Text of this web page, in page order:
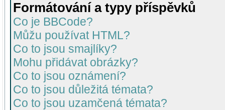
Formátování a typy příspěvků
Co je BBCode?
Můžu používat HTML?
Co to jsou smajlíky?
Mohu přidávat obrázky?
Co to jsou oznámení?
Co to jsou důležitá témata?
Co to jsou uzamčená témata?